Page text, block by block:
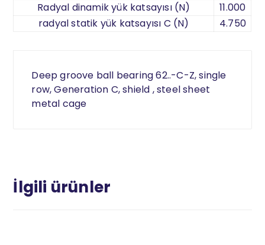
Radyal dinamik yük katsayısı (N)
11.000
radyal statik yük katsayısı C (N)
4.750
Deep groove ball bearing 62..-C-Z, single
row, Generation C, shield , steel sheet
metal cage
İlgili ürünler